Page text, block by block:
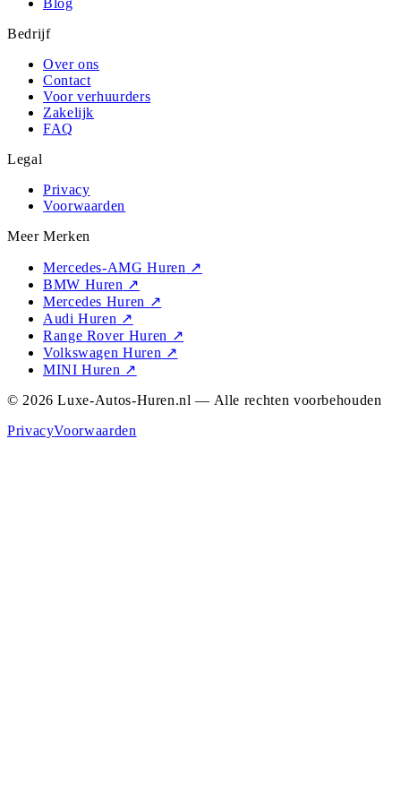
Blog
Bedrijf
Over ons
Contact
Voor verhuurders
Zakelijk
FAQ
Legal
Privacy
Voorwaarden
Meer Merken
Mercedes-AMG Huren ↗
BMW Huren ↗
Mercedes Huren ↗
Audi Huren ↗
Range Rover Huren ↗
Volkswagen Huren ↗
MINI Huren ↗
© 2026 Luxe-Autos-Huren.nl — Alle rechten voorbehouden
PrivacyVoorwaarden